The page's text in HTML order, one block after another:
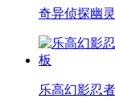
奇异侦探幽
乐高幻影忍